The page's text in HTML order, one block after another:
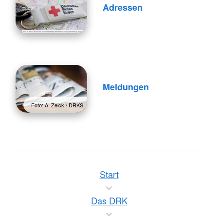
Adressen
Foto: A. Zelck / DRKS
Meldungen
Start
Das DRK